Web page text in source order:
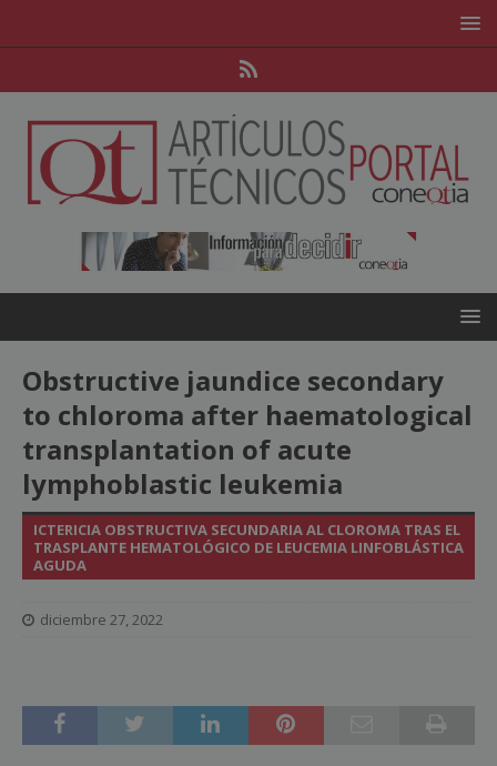
Obstructive jaundice secondary
to chloroma after haematological
transplantation of acute
lymphoblastic leukemia
ICTERICIA OBSTRUCTIVA SECUNDARIA AL CLOROMA TRAS EL
TRASPLANTE HEMATOLÓGICO DE LEUCEMIA LINFOBLÁSTICA
AGUDA
diciembre 27, 2022